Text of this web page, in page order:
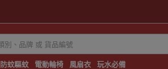
防蚊驅蚊 電動輪椅 風扇衣 玩水必備